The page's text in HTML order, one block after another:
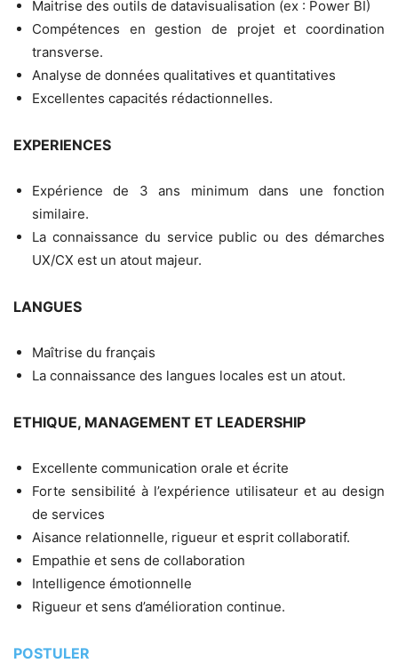
Maitrise des outils de datavisualisation (ex : Power BI)
Compétences en gestion de projet et coordination
transverse.
Analyse de données qualitatives et quantitatives
Excellentes capacités rédactionnelles.
EXPERIENCES
Expérience de 3 ans minimum dans une fonction
similaire.
La connaissance du service public ou des démarches
UX/CX est un atout majeur.
LANGUES
Maîtrise du français
La connaissance des langues locales est un atout.
ETHIQUE, MANAGEMENT ET LEADERSHIP
Excellente communication orale et écrite
Forte sensibilité à l’expérience utilisateur et au design
de services
Aisance relationnelle, rigueur et esprit collaboratif.
Empathie et sens de collaboration
Intelligence émotionnelle
Rigueur et sens d’amélioration continue.
POSTULER